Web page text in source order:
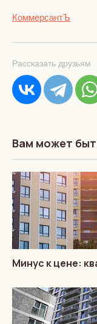
КоммерсантЪ
Рассказать друзьям
Вам может
Минус к цене: